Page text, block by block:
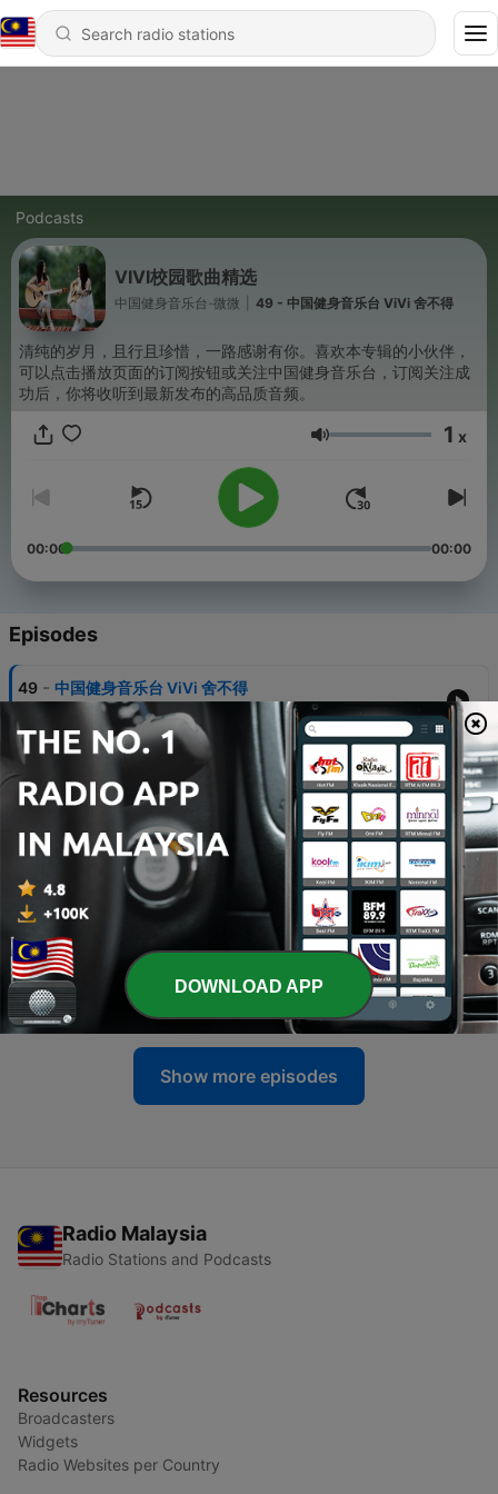
Podcasts
VIVI校园歌曲精选
中国健身音乐台-微微 49 - 中国健身音乐台 ViVi 舍不得
清纯的岁月，且行且珍惜，一路感谢有你。喜欢本专辑的小伙伴，
可以点击播放页面的订阅按钮或关注中国健身音乐台，订阅关注成
功后，你将收听到最新发布的高品质音频。
Volume 1 x
00:00 00:00
Episodes
49 - 中国健身音乐台 ViVi 舍不得
48 - 中国健身音乐台 ViVi 考试生的烦恼
15 Jun 2015
47 - 中国健身音乐台 ViVi 纯真年代
15 Jun 2015
46 - 中国健身音乐台 ViVi 时光流转
15 Jun 2015
45 - 中国健身音乐台 ViVi 文科生的一个下午(弹唱版)
15 Jun 2015
Show more episodes
Radio Malaysia
Radio Stations and Podcasts
Resources
Broadcasters
Widgets
Radio Websites per Country
DOWNLOAD APP